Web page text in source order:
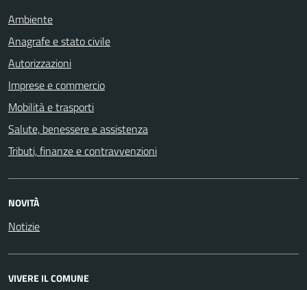
Ambiente
Anagrafe e stato civile
Autorizzazioni
Imprese e commercio
Mobilità e trasporti
Salute, benessere e assistenza
Tributi, finanze e contravvenzioni
NOVITÀ
Notizie
VIVERE IL COMUNE